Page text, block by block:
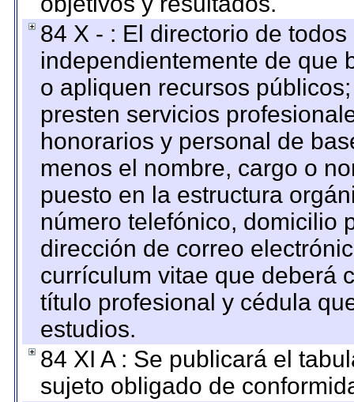
84 X - : El directorio de
independientemente de que
o apliquen recursos
presten servicios
honorarios y personal de
menos el nombre, cargo o
puesto en la estructura
número telefónico, domicilio
dirección de correo
currículum vitae que deberá
título profesional y cédula
estudios.
84 XI A : Se publicará el
sujeto obligado de